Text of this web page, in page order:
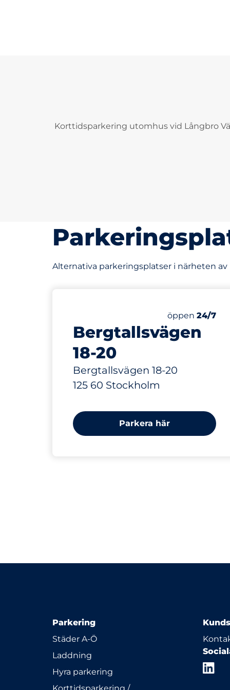
Korttidsparkering utomhus vid Långbro
Alternativa parkeringsplatser i närheten
Bergtallsvägen
18-20
Bergtallsvägen 18-20
125 60 Stockholm
Antal
Totalt antal
Fredag&nbsp
öppen 24/7
Parkera här
Parkering
Städer A-Ö
Laddning
Hyra parkering